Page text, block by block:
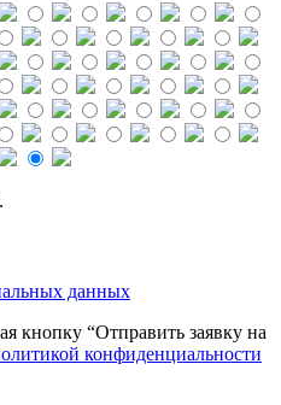
данных
кнопку “Отправить заявку на
конфиденциальности